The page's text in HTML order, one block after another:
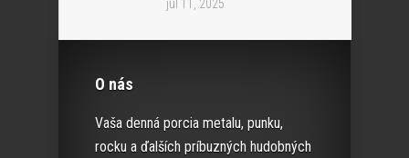
júl 11, 2025
O nás
Vaša denná porcia metalu, punku,
rocku a ďalších príbuzných hudobných